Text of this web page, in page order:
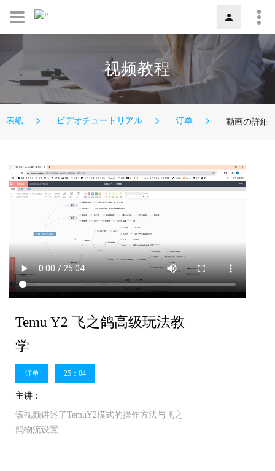
视频教程
表紙 ビデオチュートリアル 订单 動画の詳細
Temu Y2 飞之鸽高级玩法教
学
订单 25：04
主讲：
该视频讲述了TemuY2模式的操作方法与飞之
鸽物流设置